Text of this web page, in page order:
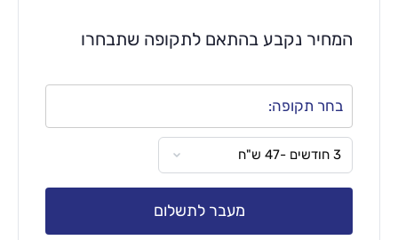
המחיר נקבע בהתאם לתקופה שתבחרו
בחר תקופה:
מעבר לתשלום